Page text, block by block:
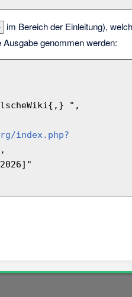
im Bereich der Einleitung),
genommen werden:
index.php?